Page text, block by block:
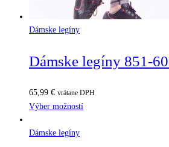
Dámske legíny
Dámske legíny 851-
65,99 € vrátane DPH
Výber možností
Dámske legíny